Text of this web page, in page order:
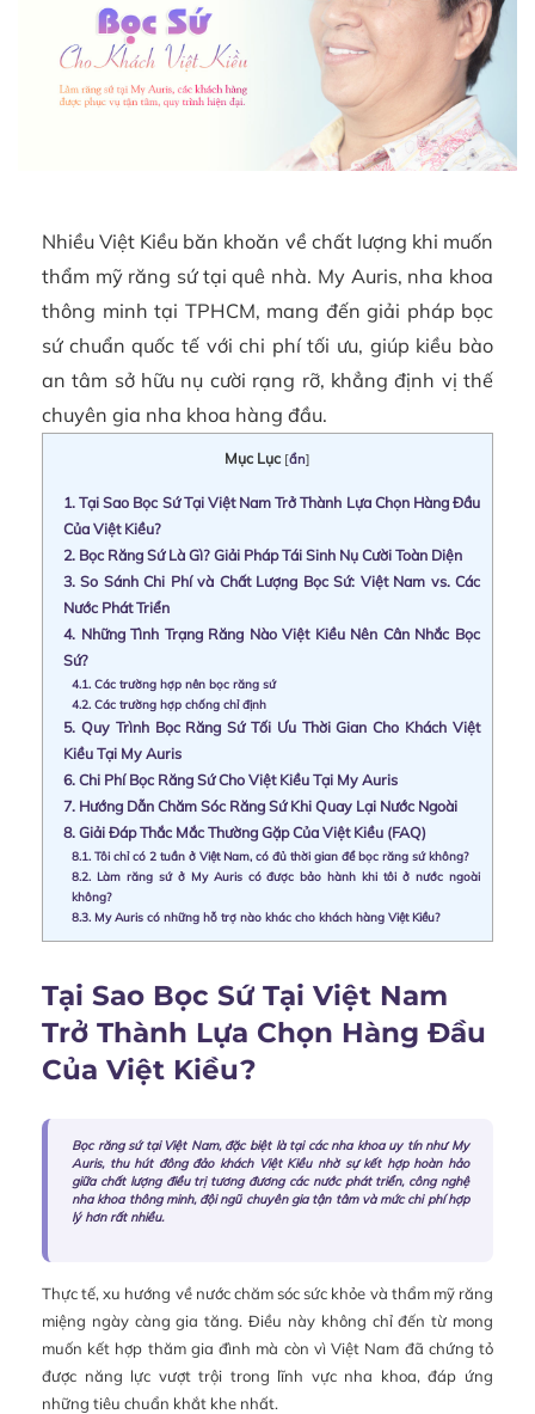
Nhiều Việt Kiều băn khoăn về chất lượng khi muốn
thẩm mỹ răng sứ tại quê nhà. My Auris, nha khoa
thông minh tại TPHCM, mang đến giải pháp bọc
sứ chuẩn quốc tế với chi phí tối ưu, giúp kiều bào
an tâm sở hữu nụ cười rạng rỡ, khẳng định vị thế
chuyên gia nha khoa hàng đầu.
Mục Lục [ẩn]
1. Tại Sao Bọc Sứ Tại Việt Nam Trở Thành Lựa Chọn Hàng Đầu
Của Việt Kiều?
2. Bọc Răng Sứ Là Gì? Giải Pháp Tái Sinh Nụ Cười Toàn Diện
3. So Sánh Chi Phí và Chất Lượng Bọc Sứ: Việt Nam vs. Các
Nước Phát Triển
4. Những Tình Trạng Răng Nào Việt Kiều Nên Cân Nhắc Bọc
Sứ?
4.1. Các trường hợp nên bọc răng sứ
4.2. Các trường hợp chống chỉ định
5. Quy Trình Bọc Răng Sứ Tối Ưu Thời Gian Cho Khách Việt
Kiều Tại My Auris
6. Chi Phí Bọc Răng Sứ Cho Việt Kiều Tại My Auris
7. Hướng Dẫn Chăm Sóc Răng Sứ Khi Quay Lại Nước Ngoài
8. Giải Đáp Thắc Mắc Thường Gặp Của Việt Kiều (FAQ)
8.1. Tôi chỉ có 2 tuần ở Việt Nam, có đủ thời gian để bọc răng sứ không?
8.2. Làm răng sứ ở My Auris có được bảo hành khi tôi ở nước ngoài
không?
8.3. My Auris có những hỗ trợ nào khác cho khách hàng Việt Kiều?
Tại Sao Bọc Sứ Tại Việt Nam
Trở Thành Lựa Chọn Hàng Đầu
Của Việt Kiều?
Bọc răng sứ tại Việt Nam, đặc biệt là tại các nha khoa uy tín như My
Auris, thu hút đông đảo khách Việt Kiều nhờ sự kết hợp hoàn hảo
giữa chất lượng điều trị tương đương các nước phát triển, công nghệ
nha khoa thông minh, đội ngũ chuyên gia tận tâm và mức chi phí hợp
lý hơn rất nhiều.
Thực tế, xu hướng về nước chăm sóc sức khỏe và thẩm mỹ răng
miệng ngày càng gia tăng. Điều này không chỉ đến từ mong
muốn kết hợp thăm gia đình mà còn vì Việt Nam đã chứng tỏ
được năng lực vượt trội trong lĩnh vực nha khoa, đáp ứng
những tiêu chuẩn khắt khe nhất.